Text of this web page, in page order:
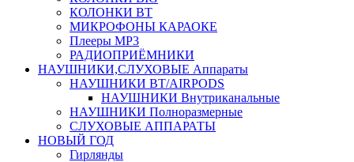
КОЛОНКИ BT
МИКРОФОНЫ КАРАОКЕ
Плееры MP3
РАДИОПРИЁМНИКИ
НАУШНИКИ,СЛУХОВЫЕ Аппараты
НАУШНИКИ BT/AIRPODS
НАУШНИКИ Внутриканальные
НАУШНИКИ Полноразмерные
СЛУХОВЫЕ АППАРАТЫ
НОВЫЙ ГОД
Гирлянды